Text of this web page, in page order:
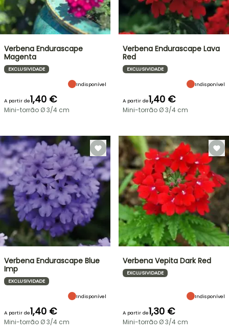
Verbena Endurascape
Magenta
EXCLUSIVIDADE
Indisponível
A partir de1,40 €
Mini-torrão Ø 3/4 cm
Verbena Endurascape Lava
Red
EXCLUSIVIDADE
Indisponível
A partir de1,40 €
Mini-torrão Ø 3/4 cm
Verbena Endurascape Blue
Imp
EXCLUSIVIDADE
Indisponível
A partir de1,40 €
Mini-torrão Ø 3/4 cm
Verbena Vepita Dark Red
EXCLUSIVIDADE
Indisponível
A partir de1,30 €
Mini-torrão Ø 3/4 cm